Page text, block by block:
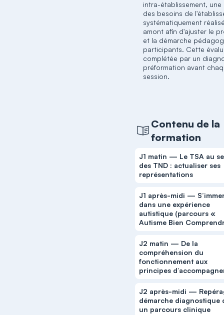
intra-établissement, une
des besoins de
systématiquement
amont afin d'ajuster le
et la démarche
participants. Cette
complétée par un
préformation avant
session.
Contenu de la
formation
J1 matin — Le TSA au
des TND : actualiser ses
représentations
J1 après-midi —
dans une expérience
autistique (parcours «
Autisme Bien
J2 matin — De la
compréhension du
fonctionnement aux
principes
J2 après-midi —
démarche diagnostique
un parcours clinique